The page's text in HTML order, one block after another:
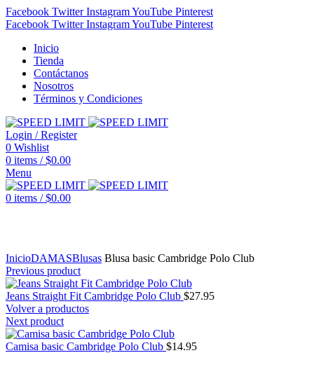
Facebook Twitter InstagramYouTube Pinterest
Facebook Twitter InstagramYouTube Pinterest
Inicio
Tienda
Contáctanos
Nosotros
Términos y Condiciones
Login / Register
0 Wishlist
0 items / $0.00
Menu
0 items / $0.00
InicioDAMASBlusas Blusa basic Cambridge Polo Club
Previous product
Jeans Straight Fit Cambridge Polo Club $27.95
Volver a productos
Next product
Camisa basic Cambridge Polo Club $14.95